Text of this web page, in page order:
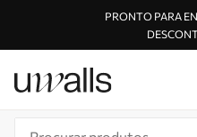
PRONTO PARA